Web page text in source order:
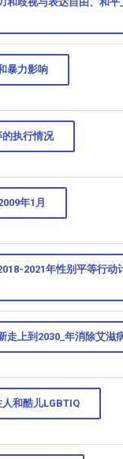
暴力影响
执行情况
年1月
2021年性别平等行动
走上到2030_年消除艾滋
和酷儿LGBTIQ